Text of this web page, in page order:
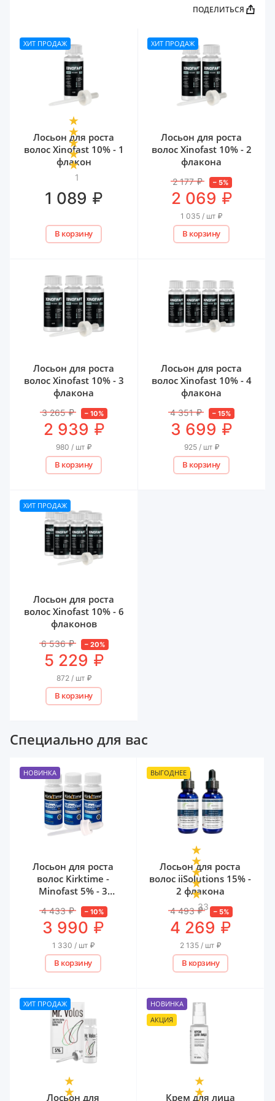
ПОДЕЛИТЬСЯ
ХИТ ПРОДАЖ
1
Лосьон для роста
волос Xinofast 10% - 1
флакон
1 089 ₽
В корзину
ХИТ ПРОДАЖ
Лосьон для роста
волос Xinofast 10% - 2
флакона
2 177 ₽ – 5%
2 069 ₽
1 035 / шт ₽
В корзину
Лосьон для роста
волос Xinofast 10% - 3
флакона
3 265 ₽ – 10%
2 939 ₽
980 / шт ₽
В корзину
Лосьон для роста
волос Xinofast 10% - 4
флакона
4 351 ₽ – 15%
3 699 ₽
925 / шт ₽
В корзину
ХИТ ПРОДАЖ
Лосьон для роста
волос Xinofast 10% - 6
флаконов
6 536 ₽ – 20%
5 229 ₽
872 / шт ₽
В корзину
Специально для вас
НОВИНКА
Лосьон для роста
волос Kirktime -
Minofast 5% - 3
4 433 ₽ – 10%
3 990 ₽
1 330 / шт ₽
В корзину
ВЫГОДНЕЕ
33
Лосьон для роста
волос iiSolutions 15% -
2 флакона
4 493 ₽ – 5%
4 269 ₽
2 135 / шт ₽
В корзину
ХИТ ПРОДАЖ
Лосьон для
НОВИНКА
АКЦИЯ
Крем для лица